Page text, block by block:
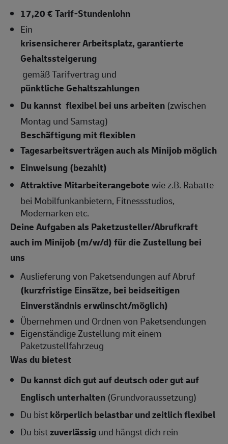
17,20 € Tarif-Stundenlohn
Ein
krisensicherer Arbeitsplatz, garantierte
Gehaltssteigerung
gemäß Tarifvertrag und
pünktliche Gehaltszahlungen
Du kannst flexibel bei uns arbeiten (zwischen
Montag und Samstag)
Beschäftigung mit flexiblen
Tagesarbeitsverträgen auch als Minijob möglich
Einweisung (bezahlt)
Attraktive Mitarbeiterangebotewie z.B. Rabatte
bei Mobilfunkanbietern, Fitnessstudios,
Modemarken etc.
Deine Aufgaben als Paketzusteller/Abrufkraft
auch im Minijob (m/w/d) für die Zustellung bei
uns
Auslieferung von Paketsendungen auf Abruf
(kurzfristige Einsätze, bei beidseitigen
Einverständnis erwünscht/möglich)
Übernehmen und Ordnen von Paketsendungen
Eigenständige Zustellung mit einem
Paketzustellfahrzeug
Was du bietest
Du kannst dich gut auf deutsch oder gut auf
Englischunterhalten (Grundvoraussetzung)
Du bistkörperlich belastbar und zeitlich flexibel
Du bistzuverlässigund hängst dich rein